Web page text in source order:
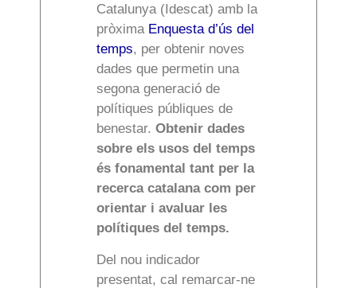
Catalunya (Idescat) amb la
pròxima Enquesta d’ús del
temps, per obtenir noves
dades que permetin una
segona generació de
polítiques públiques de
benestar. Obtenir dades
sobre els usos del temps
és fonamental tant per la
recerca catalana com per
orientar i avaluar les
polítiques del temps.
Del nou indicador
presentat, cal remarcar-ne